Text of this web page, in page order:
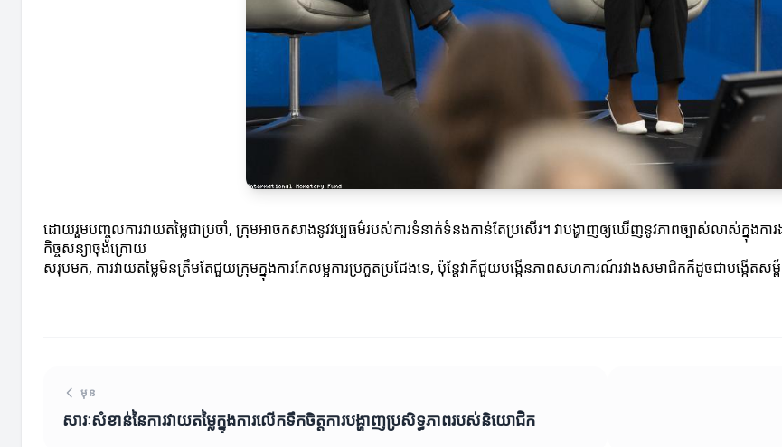
ដោយរួមបញ្ចូលការវាយតម្លៃជាប្រចាំ, ក្រុមអាចកសាងនូវវប្បធម៌របស់ការទំនាក់ទំនងកាន់តែប្រសើរ។ វាបង្ហាញឲ្យឃើញនូវភាពច្បាស់លាស់ក្នុងការ
កិច្ចសន្យាចុងក្រោយ
សរុបមក, ការវាយតម្លៃមិនត្រឹមតែជួយក្រុមក្នុងការកែលម្អការប្រកួតប្រជែងទេ, ប៉ុន្តែវាក៏ជួយបង្កើនភាពសហការណ៍រវាងសមាជិកក៏ដូចជាបង្កើតសម្ព័
មុន
សារៈសំខាន់នៃការវាយតម្លៃក្នុងការលើកទឹកចិត្តការបង្ហាញប្រសិទ្ធភាពរបស់និយោជិក